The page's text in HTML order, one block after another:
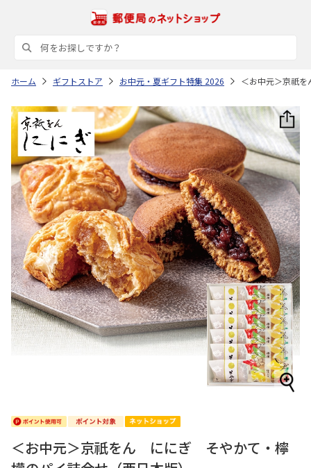
ホーム ギフトストア お中元・夏ギフト特集 2026 ＜お中元＞京祇
＜お中元＞京祇をん ににぎ そやかて・檸